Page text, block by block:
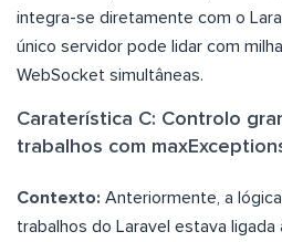
integra-se diretamente com o
único servidor pode lidar com
WebSocket simultâneas.
Caraterística C: Controlo
trabalhos com
Contexto: Anteriormente, a
trabalhos do Laravel estava ligada